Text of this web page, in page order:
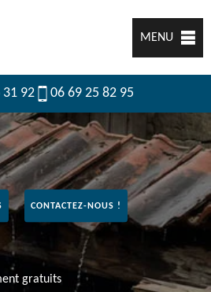
MENU
31 92 06 69 25 82 95
CONTACTEZ-NOUS !
gratuits